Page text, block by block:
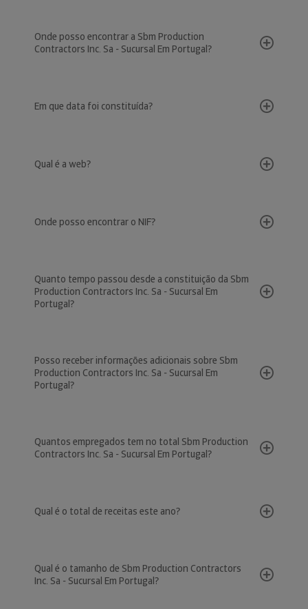
Onde posso encontrar a Sbm Production
Contractors Inc. Sa - Sucursal Em Portugal?
Em que data foi constituída?
Qual é a web?
Onde posso encontrar o NIF?
Quanto tempo passou desde a constituição da Sbm
Production Contractors Inc. Sa - Sucursal Em
Portugal?
Posso receber informações adicionais sobre Sbm
Production Contractors Inc. Sa - Sucursal Em
Portugal?
Quantos empregados tem no total Sbm Production
Contractors Inc. Sa - Sucursal Em Portugal?
Qual é o total de receitas este ano?
Qual é o tamanho de Sbm Production Contractors
Inc. Sa - Sucursal Em Portugal?